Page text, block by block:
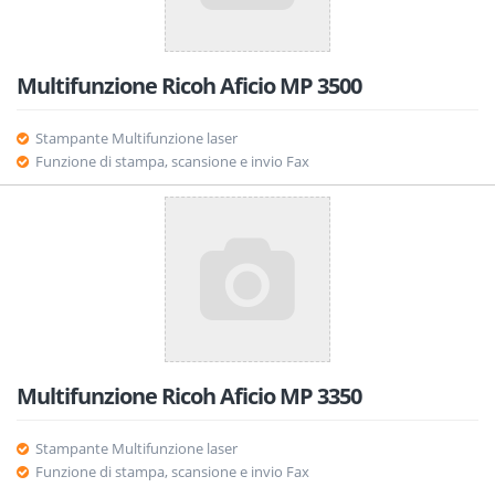
Multifunzione Ricoh Aficio MP 3500
Stampante Multifunzione laser
Funzione di stampa, scansione e invio Fax
Multifunzione Ricoh Aficio MP 3350
Stampante Multifunzione laser
Funzione di stampa, scansione e invio Fax